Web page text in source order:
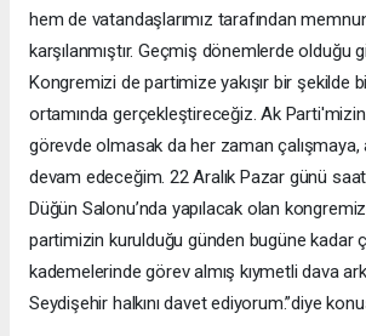
hem de vatandaşlarımız tarafından
karşılanmıştır. Geçmiş dönemlerde olduğu
Kongremizi de partimize yakışır bir şekilde
ortamında gerçekleştireceğiz. Ak Parti'mizin
görevde olmasak da her zaman çalışmaya,
devam edeceğim. 22 Aralık Pazar günü
Düğün Salonu’nda yapılacak olan
partimizin kurulduğu günden bugüne kadar
kademelerinde görev almış kıymetli dava
Seydişehir halkını davet ediyorum.”diye